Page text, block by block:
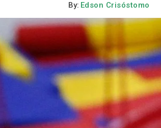
By: Edson Crisóstomo